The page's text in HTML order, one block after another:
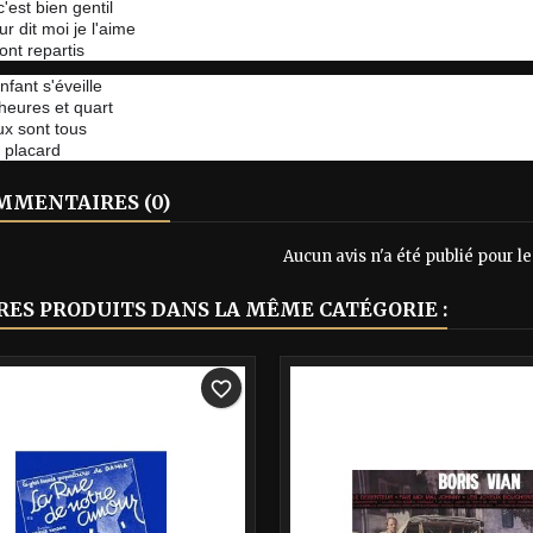
bien gentil
dit moi je l'aime
repartis
s'éveille
et quart
sont tous
placard
(0)
Aucun avis n'a été publié pour
PRODUITS DANS LA MÊME CATÉGORIE :
favorite_border